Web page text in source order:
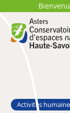
Activités